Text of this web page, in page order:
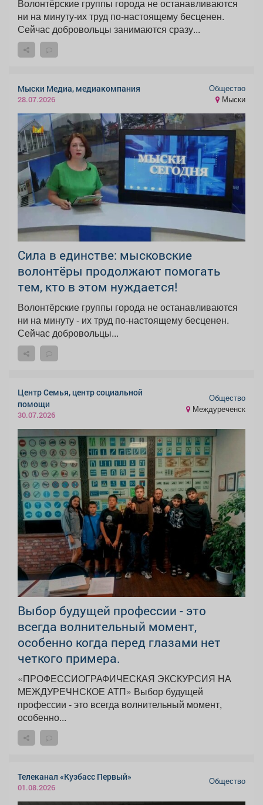
Волонтёрские группы города не останавливаются
ни на минуту-их труд по-настоящему бесценен.
Сейчас добровольцы занимаются сразу...
Мыски Медиа, медиакомпания
28.07.2026
Общество
Мыски
Сила в единстве: мысковские
волонтёры продолжают помогать
тем, кто в этом нуждается!
Волонтёрские группы города не останавливаются
ни на минуту - их труд по-настоящему бесценен.
Сейчас добровольцы...
Центр Семья, центр социальной
помощи
30.07.2026
Общество
Междуреченск
Выбор будущей профессии - это
всегда волнительный момент,
особенно когда перед глазами нет
четкого примера.
«ПРОФЕССИОГРАФИЧЕСКАЯ ЭКСКУРСИЯ НА
МЕЖДУРЕЧНСКОЕ АТП» Выбор будущей
профессии - это всегда волнительный момент,
особенно...
Телеканал «Кузбасс Первый»
01.08.2026
Общество